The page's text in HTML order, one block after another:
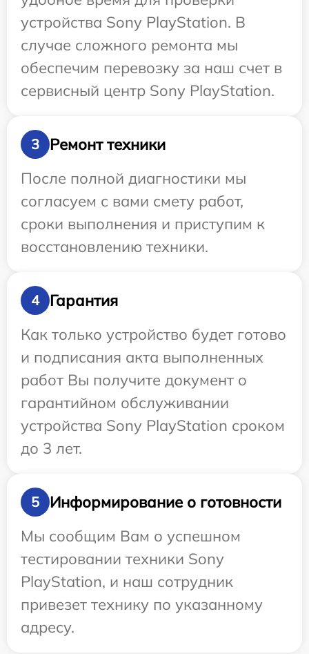
устройства Sony PlayStation. В
случае сложного ремонта мы
обеспечим перевозку за наш счет в
сервисный центр Sony PlayStation.
3
Ремонт техники
После полной диагностики мы
согласуем с вами смету работ,
сроки выполнения и приступим к
восстановлению техники.
4
Гарантия
Как только устройство будет готово
и подписания акта выполненных
работ Вы получите документ о
гарантийном обслуживании
устройства Sony PlayStation сроком
до 3 лет.
5
Информирование о готовности
Мы сообщим Вам о успешном
тестировании техники Sony
PlayStation, и наш сотрудник
привезет технику по указанному
адресу.